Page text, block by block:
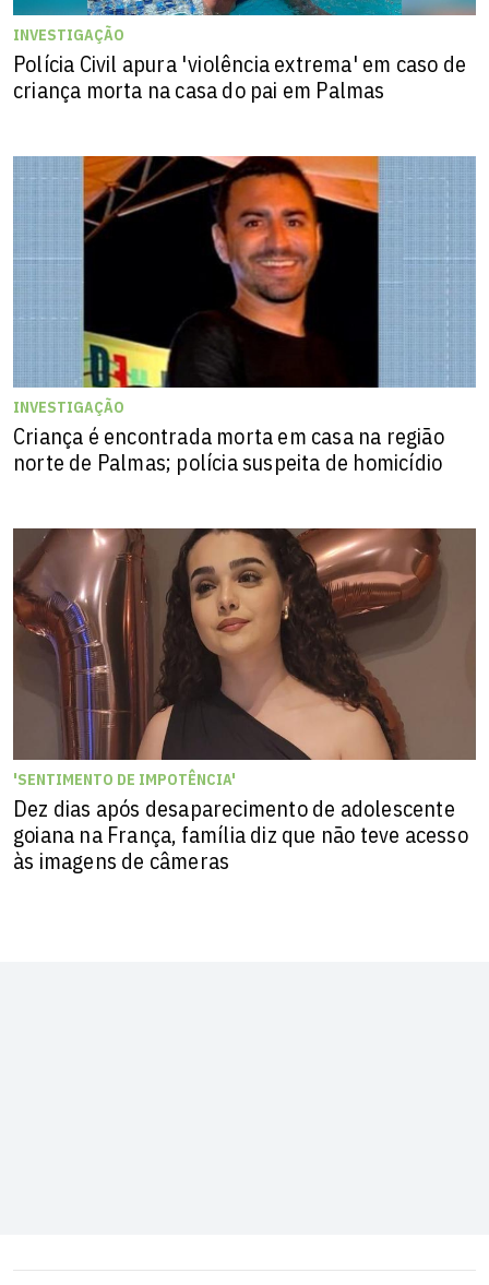
INVESTIGAÇÃO
Polícia Civil apura 'violência extrema' em caso de
criança morta na casa do pai em Palmas
INVESTIGAÇÃO
Criança é encontrada morta em casa na região
norte de Palmas; polícia suspeita de homicídio
'SENTIMENTO DE IMPOTÊNCIA'
Dez dias após desaparecimento de adolescente
goiana na França, família diz que não teve acesso
às imagens de câmeras